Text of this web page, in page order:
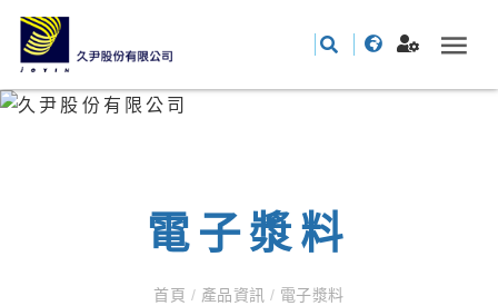
電子漿料
首頁 / 產品資訊 / 電子漿料